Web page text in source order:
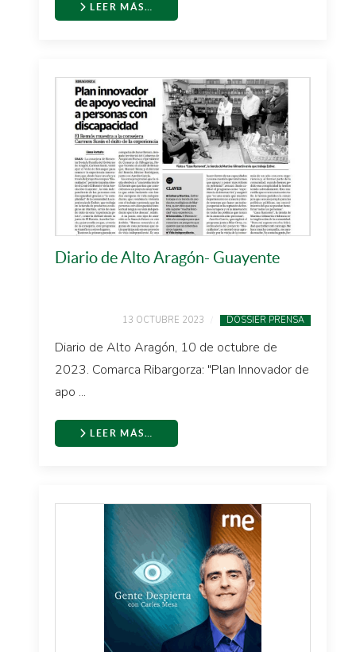
la at ... LEER MÁS…
Diario de Alto Aragón- Guayente
13 OCTUBRE 2023 DOSSIER PRENSA
Diario de Alto Aragón, 10 de octubre de
2023. Comarca Ribargorza: "Plan Innovador de
apo ...
LEER MÁS…